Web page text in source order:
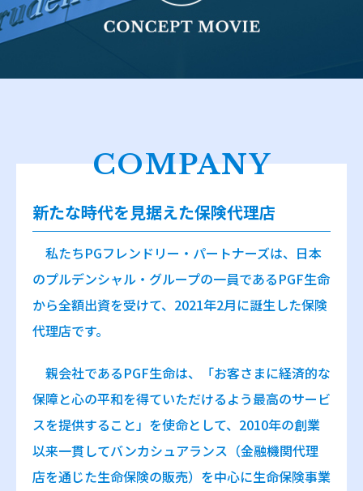
COMPANY
新たな時代を見据えた保険代理店
私たちPGフレンドリー・パートナーズは、日本
のプルデンシャル・グループの一員であるPGF生命
から全額出資を受けて、2021年2月に誕生した保険
代理店です。
親会社であるPGF生命は、「お客さまに経済的な
保障と心の平和を得ていただけるよう最高のサービ
スを提供すること」を使命として、2010年の創業
以来一貫してバンカシュアランス（金融機関代理
店を通じた生命保険の販売）を中心に生命保険事業